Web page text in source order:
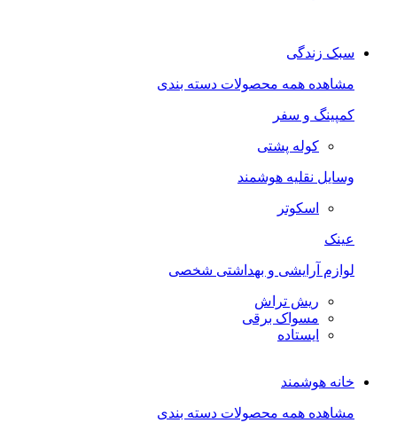
سبک زندگی
مشاهده همه محصولات دسته بندی
کمپینگ و سفر
کوله پشتی
وسایل نقلیه هوشمند
اسکوتر
عینک
لوازم آرایشی و بهداشتی شخصی
ریش تراش
مسواک برقی
ایستاده
خانه هوشمند
مشاهده همه محصولات دسته بندی